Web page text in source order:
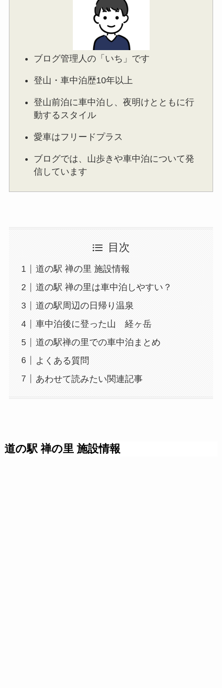
ブログ管理人の「いち」です
登山・車中泊歴10年以上
登山前泊に車中泊し、夜明けとともに行
動するスタイル
愛車はフリードプラス
ブログでは、山歩きや車中泊について発
信しています
目次
道の駅 禅の里 施設情報
道の駅 禅の里は車中泊しやすい？
道の駅周辺の日帰り温泉
車中泊後に登った山 経ヶ岳
道の駅禅の里での車中泊まとめ
よくある質問
あわせて読みたい関連記事
道の駅 禅の里 施設情報